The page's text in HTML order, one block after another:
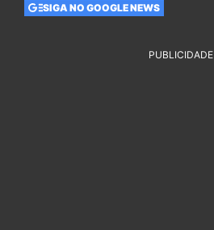
SIGA NO GOOGLE NEWS
PUBLICIDADE